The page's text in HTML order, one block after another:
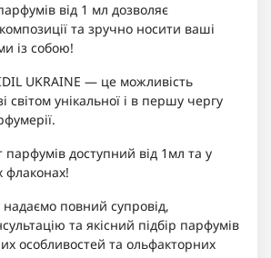
від 1 мл дозволяє
та зручно носити ваші
із собою!
UKRAINE — це можливість
світом унікальної і в першу чергу
доступний від 1мл та у
флаконах!
повний супровід,
та якісний підбір парфумів
особливостей та ольфакторних